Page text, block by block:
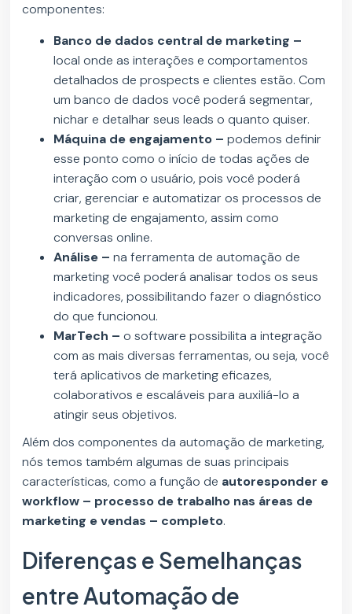
componentes:
Banco de dados central de marketing –
local onde as interações e comportamentos
detalhados de prospects e clientes estão. Com
um banco de dados você poderá segmentar,
nichar e detalhar seus leads o quanto quiser.
Máquina de engajamento – podemos definir
esse ponto como o início de todas ações de
interação com o usuário, pois você poderá
criar, gerenciar e automatizar os processos de
marketing de engajamento, assim como
conversas online.
Análise – na ferramenta de automação de
marketing você poderá analisar todos os seus
indicadores, possibilitando fazer o diagnóstico
do que funcionou.
MarTech – o software possibilita a integração
com as mais diversas ferramentas, ou seja, você
terá aplicativos de marketing eficazes,
colaborativos e escaláveis ​​para auxiliá-lo a
atingir seus objetivos.
Além dos componentes da automação de marketing,
nós temos também algumas de suas principais
características, como a função de autoresponder e
workflow – processo de trabalho nas áreas de
marketing e vendas – completo.
Diferenças e Semelhanças
entre Automação de